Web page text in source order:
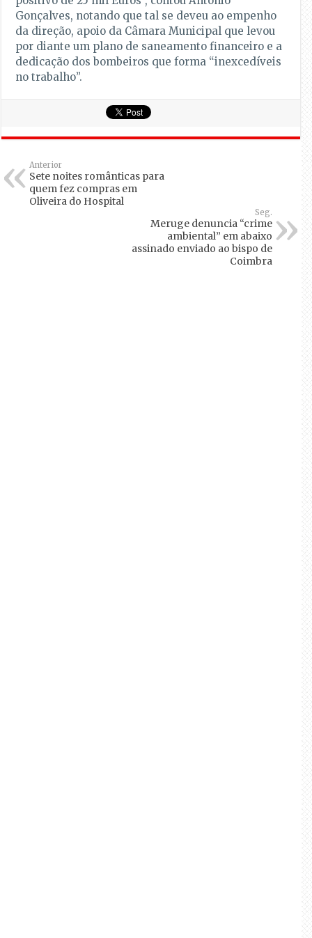
Gonçalves, notando que tal se deveu ao empenho
da direção, apoio da Câmara Municipal que levou
por diante um plano de saneamento financeiro e a
dedicação dos bombeiros que forma “inexcedíveis
no trabalho”.
Anterior
Sete noites românticas para
quem fez compras em
Oliveira do Hospital
Seg.
Meruge denuncia “crime
ambiental” em abaixo
assinado enviado ao bispo de
Coimbra